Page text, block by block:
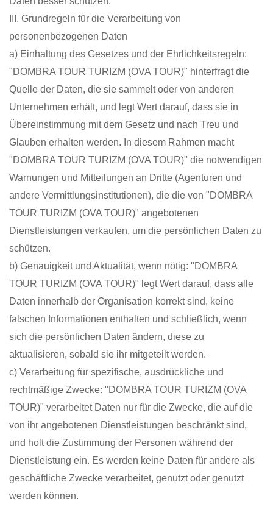
III. Grundregeln für die Verarbeitung von
personenbezogenen Daten
a) Einhaltung des Gesetzes und der Ehrlichkeitsregeln:
"DOMBRA TOUR TURIZM (OVA TOUR)" hinterfragt die
Quelle der Daten, die sie sammelt oder von anderen
Unternehmen erhält, und legt Wert darauf, dass sie in
Übereinstimmung mit dem Gesetz und nach Treu und
Glauben erhalten werden. In diesem Rahmen macht
"DOMBRA TOUR TURIZM (OVA TOUR)" die notwendigen
Warnungen und Mitteilungen an Dritte (Agenturen und
andere Vermittlungsinstitutionen), die die von "DOMBRA
TOUR TURIZM (OVA TOUR)" angebotenen
Dienstleistungen verkaufen, um die persönlichen Daten zu
schützen.
b) Genauigkeit und Aktualität, wenn nötig: "DOMBRA
TOUR TURIZM (OVA TOUR)" legt Wert darauf, dass alle
Daten innerhalb der Organisation korrekt sind, keine
falschen Informationen enthalten und schließlich, wenn
sich die persönlichen Daten ändern, diese zu
aktualisieren, sobald sie ihr mitgeteilt werden.
c) Verarbeitung für spezifische, ausdrückliche und
rechtmäßige Zwecke: "DOMBRA TOUR TURIZM (OVA
TOUR)" verarbeitet Daten nur für die Zwecke, die auf die
von ihr angebotenen Dienstleistungen beschränkt sind,
und holt die Zustimmung der Personen während der
Dienstleistung ein. Es werden keine Daten für andere als
geschäftliche Zwecke verarbeitet, genutzt oder genutzt
werden können.